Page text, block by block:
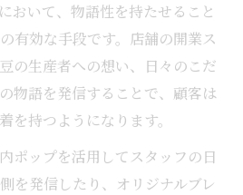
おいて、物語性を持たせること
有効な手段です。店舗の開業ス
の生産者への想い、日々のこだ
物語を発信することで、顧客は
を持つようになります。
ポップを活用してスタッフの日
を発信したり、オリジナルブレ